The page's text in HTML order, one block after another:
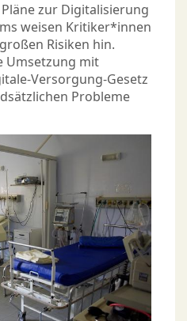
zur Digitalisierung
weisen Kritiker*innen
Risiken hin.
Umsetzung mit
Versorgung-Gesetz
Probleme